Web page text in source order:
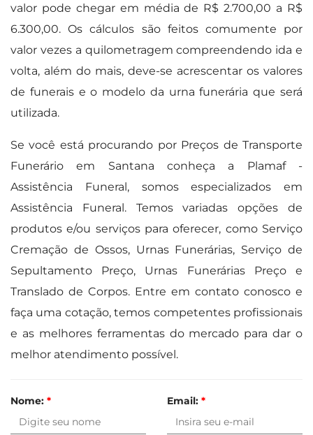
valor pode chegar em média de R$ 2.700,00 a R$
6.300,00. Os cálculos são feitos comumente por
valor vezes a quilometragem compreendendo ida e
volta, além do mais, deve-se acrescentar os valores
de funerais e o modelo da urna funerária que será
utilizada.
Se você está procurando por Preços de Transporte
Funerário em Santana conheça a Plamaf -
Assistência Funeral, somos especializados em
Assistência Funeral. Temos variadas opções de
produtos e/ou serviços para oferecer, como Serviço
Cremação de Ossos, Urnas Funerárias, Serviço de
Sepultamento Preço, Urnas Funerárias Preço e
Translado de Corpos. Entre em contato conosco e
faça uma cotação, temos competentes profissionais
e as melhores ferramentas do mercado para dar o
melhor atendimento possível.
Nome: * Email: *